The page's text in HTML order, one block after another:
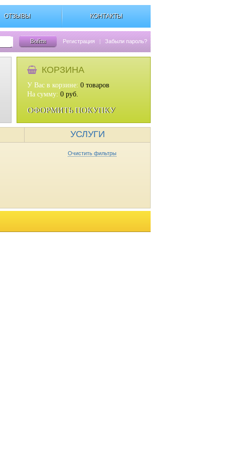
ОТЗЫВЫ КОНТАКТЫ
Войти Регистрация | Забыли пароль?
КОРЗИНА
У Вас в корзине: 0 товаров
На сумму: 0 руб.
ОФОРМИТЬ ПОКУПКУ
УСЛУГИ
Очистить фильтры